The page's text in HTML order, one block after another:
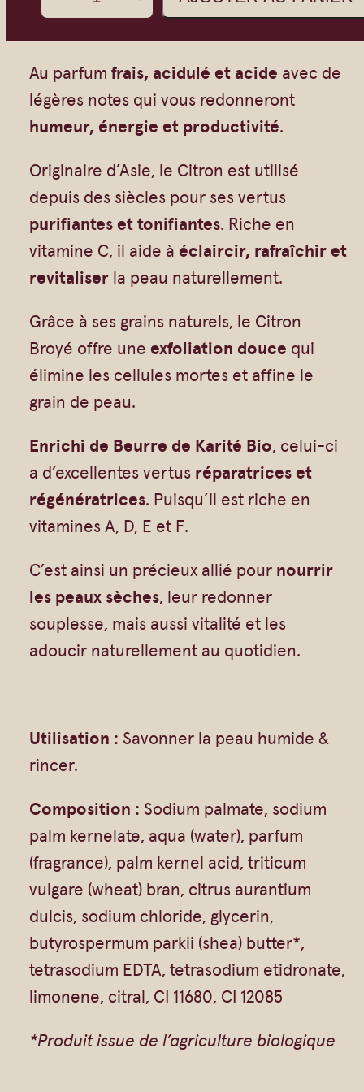
Vrac
Authentiques
Savons moulés
Beurre de Karité
Végétales
Barres détachantes
Savon Noir
Savons sur corde
Argiles
Crèmes visages
Eaux florales
Exfoliants
Gommages
Huiles à massage
Savons en barre
Huiles
Savons sur corde
Gommages
Savons en barre
Huiles
Shampoings
Livres
Au parfumfrais, acidulé et acide avec de
légères notes qui vous redonneront
humeur, énergie et productivité.
Originaire d’Asie, le Citron est utilisé
depuis des siècles pour ses vertus
purifiantes et tonifiantes. Riche en
vitamine C, il aide à éclaircir, rafraîchir et
revitaliser la peau naturellement.
Grâce à ses grains naturels, le Citron
Broyé offre une exfoliation douce qui
élimine les cellules mortes et affine le
grain de peau.
Enrichi de Beurre de Karité Bio, celui-ci
a d’excellentes vertus réparatrices et
régénératrices. Puisqu’il est riche en
vitamines A, D, E et F.
C’est ainsi un précieux allié pour nourrir
les peaux sèches, leur redonner
souplesse, mais aussi vitalité et les
adoucir naturellement au quotidien.
Utilisation : Savonner la peau humide &
rincer.
Composition : Sodium palmate, sodium
palm kernelate, aqua (water), parfum
(fragrance), palm kernel acid, triticum
vulgare (wheat) bran, citrus aurantium
dulcis, sodium chloride, glycerin,
butyrospermum parkii (shea) butter*,
tetrasodium EDTA, tetrasodium etidronate,
limonene, citral, CI 11680, CI 12085
*Produit issue de l’agriculture biologique
u
a
n
t
i
é
d
e
S
a
o
n
n
e
t
t
e
M
r
s
e
i
a
i
e
–
B
e
u
r
r
e
d